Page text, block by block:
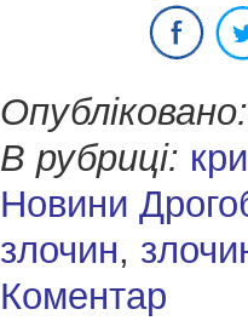
Опубліковано:
В рубриці:
Новини
злочин,
Коментар